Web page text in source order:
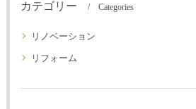
カテゴリー Categories
リノベーション
リフォーム